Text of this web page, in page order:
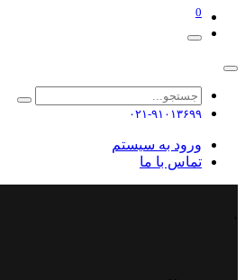
0
۰۲۱-۹۱۰۱۳۶۹۹
ورود به سیستم
تماس با ما